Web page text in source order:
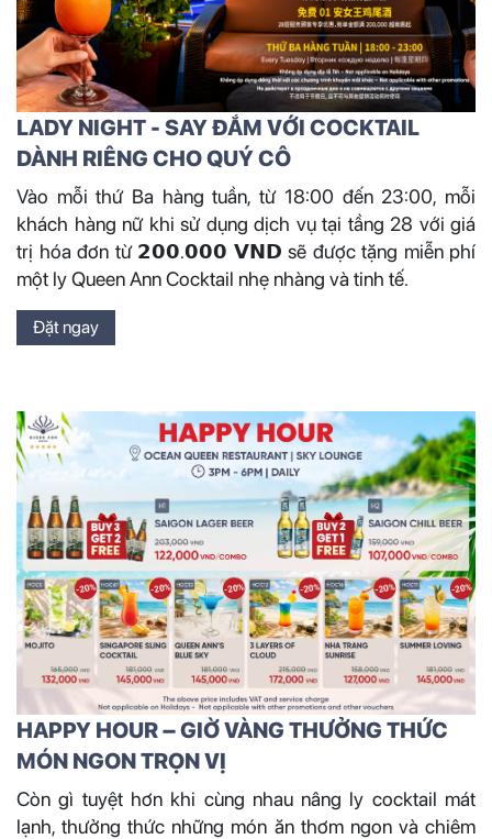
LADY NIGHT - SAY ĐẮM VỚI COCKTAIL
DÀNH RIÊNG CHO QUÝ CÔ
Vào mỗi thứ Ba hàng tuần, từ 18:00 đến 23:00, mỗi
khách hàng nữ khi sử dụng dịch vụ tại tầng 28 với giá
trị hóa đơn từ 𝟮𝟬𝟬.𝟬𝟬𝟬 𝗩𝗡𝗗 sẽ được tặng miễn phí
một ly Queen Ann Cocktail nhẹ nhàng và tinh tế.
Đặt ngay
HAPPY HOUR – GIỜ VÀNG THƯỞNG THỨC
MÓN NGON TRỌN VỊ
Còn gì tuyệt hơn khi cùng nhau nâng ly cocktail mát
lạnh, thưởng thức những món ăn thơm ngon và chiêm